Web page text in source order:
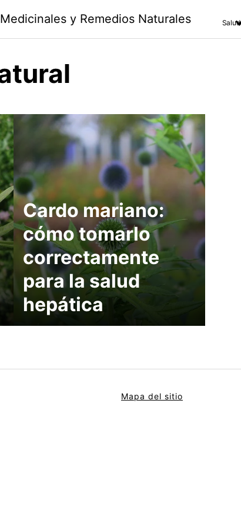
y Remedios Naturales Salud
Cardo mariano:
cómo tomarlo
correctamente
para la salud
hepática
Mapa del sitio